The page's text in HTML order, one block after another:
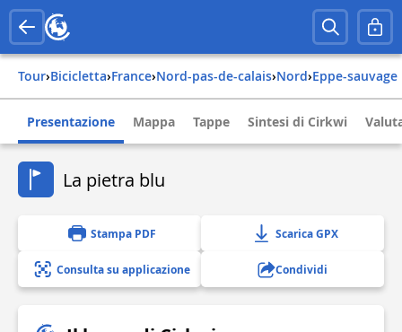
Tour› Bicicletta› france› nord-pas-de-calais› nord› eppe-sauvage
Presentazione Mappa Tappe Sintesi di Cirkwi
La pietra blu
Stampa PDF Scarica GPX
Consulta su applicazione Condividi